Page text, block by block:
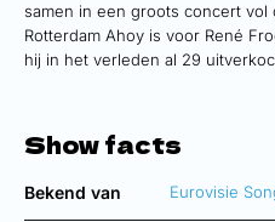
samen in een groots concert vol
Rotterdam Ahoy is voor René
hij in het verleden al 29
Show facts
Bekend van Eurovisie